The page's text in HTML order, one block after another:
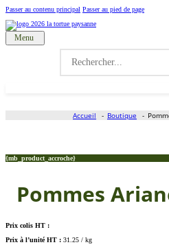
Passer au contenu principal Passer au pied de page
Menu
produits
Search
Accueil Boutique
{mb_product_accroche}
Pommes
Prix colis HT :
Prix à l’unité HT : 31.25 / kg